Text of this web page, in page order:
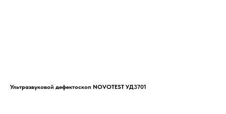
Ультразвуковой дефектоскоп NOVOTEST УД3701